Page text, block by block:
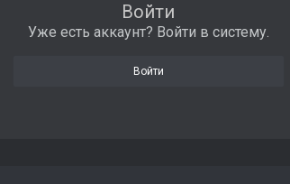
Войти
Уже есть аккаунт? Войти в систему.
Войти